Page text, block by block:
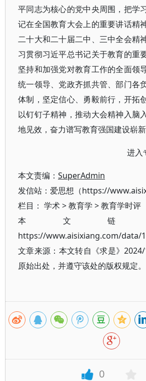
平同志为核心的党中央周围，把学
记在全国教育大会上的重要讲话精
二十大和二十届二中、三中全会精
习贯彻习近平总书记关于教育的重
坚持和加强党对教育工作的全面领
统一领导、党政齐抓共管、部门各
体制，坚定信心、勇毅前行，开拓
以钉钉子精神，推动大会精神入脑
地见效，奋力谱写教育强国建设崭新
进入
本文责编： SuperAdmin
发信站：爱思想（https://
栏目： 学术>教育学 >教育学时评
本文链
https://www.aisixiang.com/data/
文章来源：本文转自《求是》
原始出处，并遵守该处的版权规定。
0